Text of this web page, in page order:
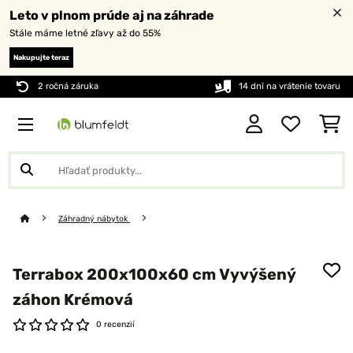
Leto v plnom prúde aj na záhrade
Stále máme letné zľavy až do 55%
Nakupujte teraz
2 ročná záruka 14 dní na vrátenie tovaru
Záhradný nábytok
Terrabox 200x100x60 cm Vyvýšený
záhon Krémová
0 recenzií